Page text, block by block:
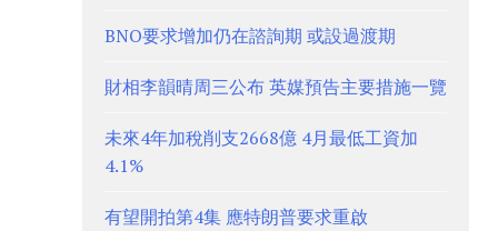
BNO要求增加仍在諮詢期 或設過渡期
財相李韻晴周三公布 英媒預告主要措施一覽
未來4年加稅削支2668億 4月最低工資加
4.1%
有望開拍第4集 應特朗普要求重啟